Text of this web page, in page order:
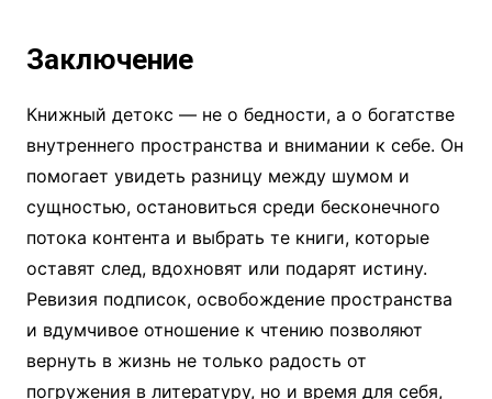
Заключение
Книжный детокс — не о бедности, а о богатстве
внутреннего пространства и внимании к себе. Он
помогает увидеть разницу между шумом и
сущностью, остановиться среди бесконечного
потока контента и выбрать те книги, которые
оставят след, вдохновят или подарят истину.
Ревизия подписок, освобождение пространства
и вдумчивое отношение к чтению позволяют
вернуть в жизнь не только радость от
погружения в литературу, но и время для себя,